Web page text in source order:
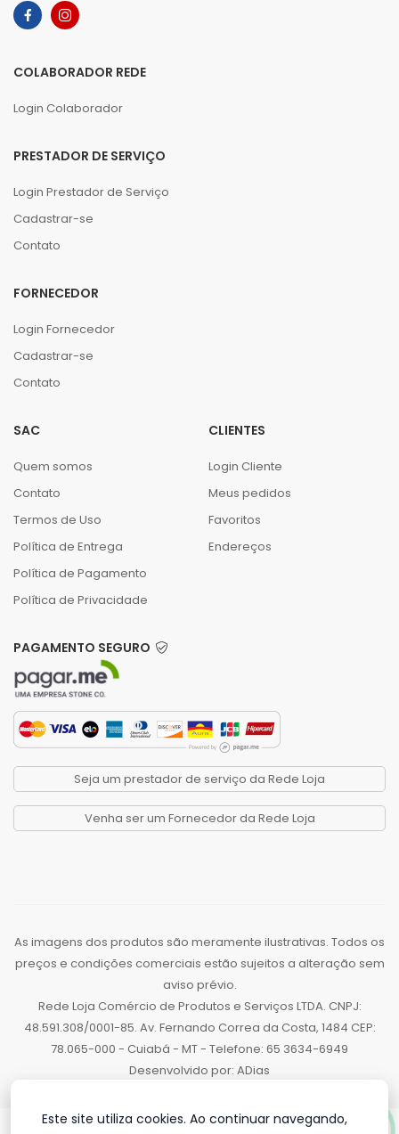
COLABORADOR REDE
Login Colaborador
PRESTADOR DE SERVIÇO
Login Prestador de Serviço
Cadastrar-se
Contato
FORNECEDOR
Login Fornecedor
Cadastrar-se
Contato
SAC
Quem somos
Contato
Termos de Uso
Política de Entrega
Política de Pagamento
Política de Privacidade
CLIENTES
Login Cliente
Meus pedidos
Favoritos
Endereços
PAGAMENTO SEGURO
Seja um prestador de serviço da Rede Loja
Venha ser um Fornecedor da Rede Loja
As imagens dos produtos são meramente ilustrativas. Todos os
preços e condições comerciais estão sujeitos a alteração sem
aviso prévio.
Rede Loja Comércio de Produtos e Serviços LTDA. CNPJ:
48.591.308/0001-85. Av. Fernando Correa da Costa, 1484 CEP:
78.065-000 - Cuiabá - MT - Telefone: 65 3634-6949
Desenvolvido por: ADias
Este site utiliza cookies. Ao continuar navegando,